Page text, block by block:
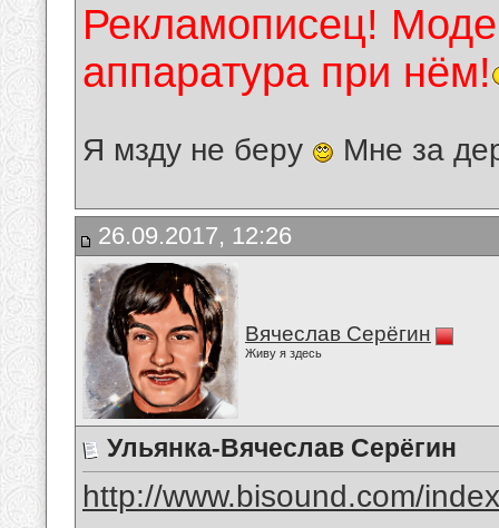
Рекламописец!
аппаратура при нём!
Я мзду не беру Мне за
26.09.2017, 12:26
Вячеслав Серёгин
Живу я здесь
Ульянка-Вячеслав Серёгин
http://www.bisound.com/